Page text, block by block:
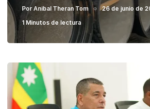
Por Anibal Theran Tom
26 de junio de
1 Minutos de lectura